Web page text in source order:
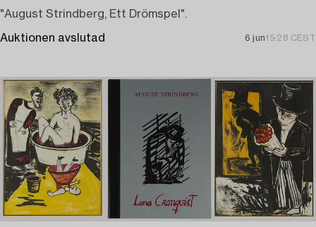
"August Strindberg, Ett Drömspel".
Auktionen avslutad 6 jun15:28 CEST